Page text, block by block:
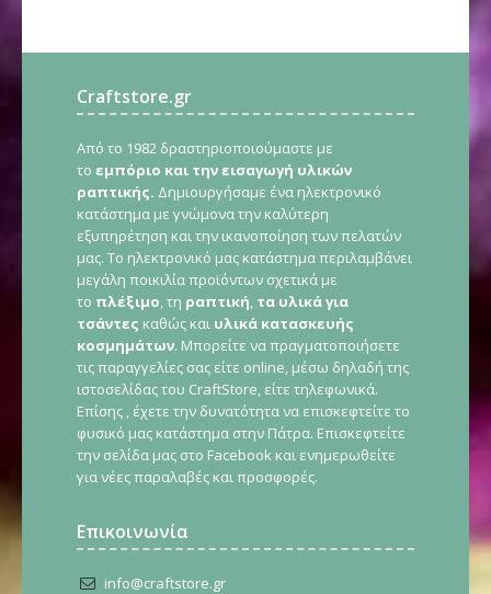
Craftstore.gr
Από το 1982 δραστηριοποιούμαστε με
το εμπόριο και την εισαγωγή υλικών
ραπτικής. Δημιουργήσαμε ένα ηλεκτρονικό
κατάστημα με γνώμονα την καλύτερη
εξυπηρέτηση και την ικανοποίηση των πελατών
μας. Το ηλεκτρονικό μας κατάστημα περιλαμβάνει
μεγάλη ποικιλία προϊόντων σχετικά με
το πλέξιμο, τη ραπτική, τα υλικά για
τσάντες καθώς και υλικά κατασκευής
κοσμημάτων. Μπορείτε να πραγματοποιήσετε
τις παραγγελίες σας είτε online, μέσω δηλαδή της
ιστοσελίδας του CraftStore, είτε τηλεφωνικά.
Επίσης , έχετε την δυνατότητα να επισκεφτείτε το
φυσικό μας κατάστημα στην Πάτρα. Επισκεφτείτε
την σελίδα μας στο Facebook και ενημερωθείτε
για νέες παραλαβές και προσφορές.
Επικοινωνία
info@craftstore.gr